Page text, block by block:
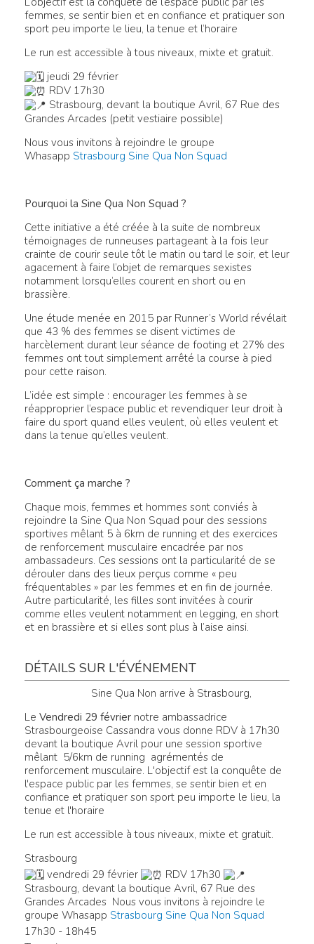
femmes, se sentir bien et en confiance et pratiquer son
sport peu importe le lieu, la tenue et l’horaire
Le run est accessible à tous niveaux, mixte et gratuit.
jeudi 29 février
RDV 17h30
Strasbourg, devant la boutique Avril, 67 Rue des
Grandes Arcades (petit vestiaire possible)
Nous vous invitons à rejoindre le groupe
Whasapp Strasbourg Sine Qua Non Squad
Pourquoi la Sine Qua Non Squad ?
Cette initiative a été créée à la suite de nombreux
témoignages de runneuses partageant à la fois leur
crainte de courir seule tôt le matin ou tard le soir, et leur
agacement à faire l’objet de remarques sexistes
notamment lorsqu’elles courent en short ou en
brassière.
Une étude menée en 2015 par Runner’s World révélait
que 43 % des femmes se disent victimes de
harcèlement durant leur séance de footing et 27% des
femmes ont tout simplement arrêté la course à pied
pour cette raison.
L’idée est simple : encourager les femmes à se
réapproprier l’espace public et revendiquer leur droit à
faire du sport quand elles veulent, où elles veulent et
dans la tenue qu’elles veulent.
Comment ça marche ?
Chaque mois, femmes et hommes sont conviés à
rejoindre la Sine Qua Non Squad pour des sessions
sportives mêlant 5 à 6km de running et des exercices
de renforcement musculaire encadrée par nos
ambassadeurs. Ces sessions ont la particularité de se
dérouler dans des lieux perçus comme « peu
fréquentables » par les femmes et en fin de journée.
Autre particularité, les filles sont invitées à courir
comme elles veulent notamment en legging, en short
et en brassière et si elles sont plus à l’aise ainsi.
DÉTAILS SUR L'ÉVÉNEMENT
Sine Qua Non arrive à Strasbourg,
Le Vendredi 29 février notre ambassadrice
Strasbourgeoise Cassandra vous donne RDV à 17h30
devant la boutique Avril pour une session sportive
mêlant 5/6km de running agrémentés de
renforcement musculaire. L'objectif est la conquête de
l'espace public par les femmes, se sentir bien et en
confiance et pratiquer son sport peu importe le lieu, la
tenue et l'horaire
Le run est accessible à tous niveaux, mixte et gratuit.
Strasbourg
vendredi 29 février
RDV 17h30
Strasbourg, devant la boutique Avril, 67 Rue des
Grandes Arcades Nous vous invitons à rejoindre le
groupe Whasapp Strasbourg Sine Qua Non Squad
17h30 - 18h45